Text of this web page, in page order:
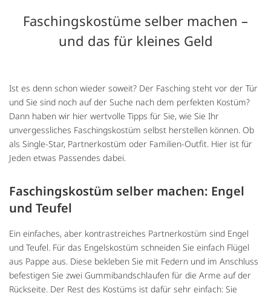
Faschingskostüme selber machen –
und das für kleines Geld
Ist es denn schon wieder soweit? Der Fasching steht vor der Tür
und Sie sind noch auf der Suche nach dem perfekten Kostüm?
Dann haben wir hier wertvolle Tipps für Sie, wie Sie Ihr
unvergessliches Faschingskostüm selbst herstellen können. Ob
als Single-Star, Partnerkostüm oder Familien-Outfit. Hier ist für
Jeden etwas Passendes dabei.
Faschingskostüm selber machen: Engel
und Teufel
Ein einfaches, aber kontrastreiches Partnerkostüm sind Engel
und Teufel. Für das Engelskostüm schneiden Sie einfach Flügel
aus Pappe aus. Diese bekleben Sie mit Federn und im Anschluss
befestigen Sie zwei Gummibandschlaufen für die Arme auf der
Rückseite. Der Rest des Kostüms ist dafür sehr einfach: Sie